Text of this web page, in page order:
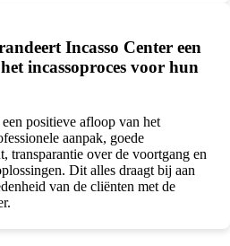
Incasso Center een
incassoproces voor hun
positieve afloop van het
aanpak, goede
transparantie over de voortgang en
Dit alles draagt bij aan
van de cliënten met de